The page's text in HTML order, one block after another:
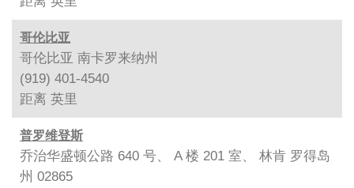
哥伦比亚
哥伦比亚 南卡罗来纳州
(919) 401-4540
距离 英里
普罗维登斯
乔治华盛顿公路 640 号、 A 楼 201 室、 林肯 罗得岛
州 02865